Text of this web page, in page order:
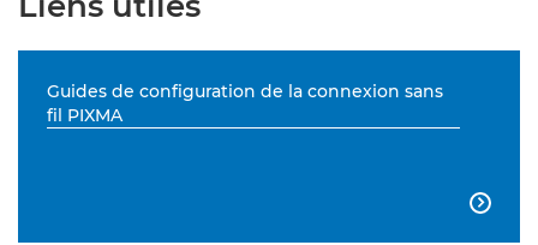
Guides de configuration de la connexion sans
fil PIXMA
